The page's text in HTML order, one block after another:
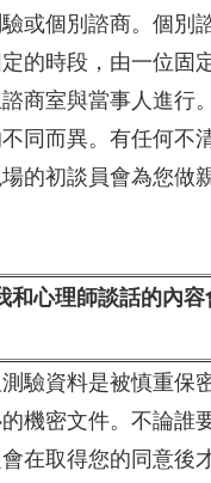
或個別諮商。個別
的時段，由一位固
商室與當事人進行
同而異。有任何不
的初談員會為您做
和心理師談話的內
驗資料是被慎重保
機密文件。不論誰
在取得您的同意後